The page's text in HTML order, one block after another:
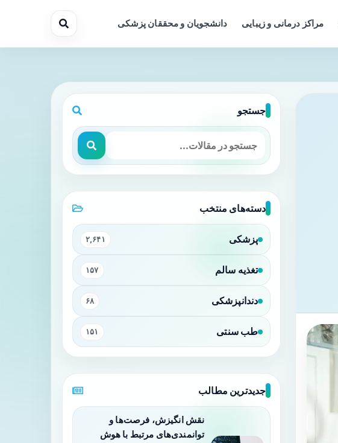
مراکز درمانی و زیبایی دانشجویان و محققان پزشکی
جستجو
دسته‌های منتخب
پزشکی ۲,۶۴۱
تغذیه سالم ۱۵۷
دندانپزشکی ۶۸
طب سنتی ۱۵۱
جدیدترین مطالب
نقش انگیزش، فرصت‌ها و
توانمندی‌های مرتبط با هوش